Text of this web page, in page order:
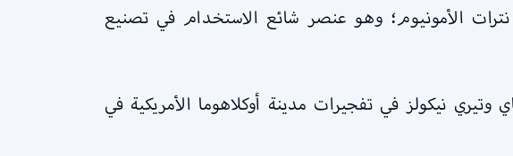
الأمونيوم؛ وهو عنصر شائع الاستخدام في تصنيع
نيكولز في تفجيرات مدينة أوكلاهوما الأمريكية في